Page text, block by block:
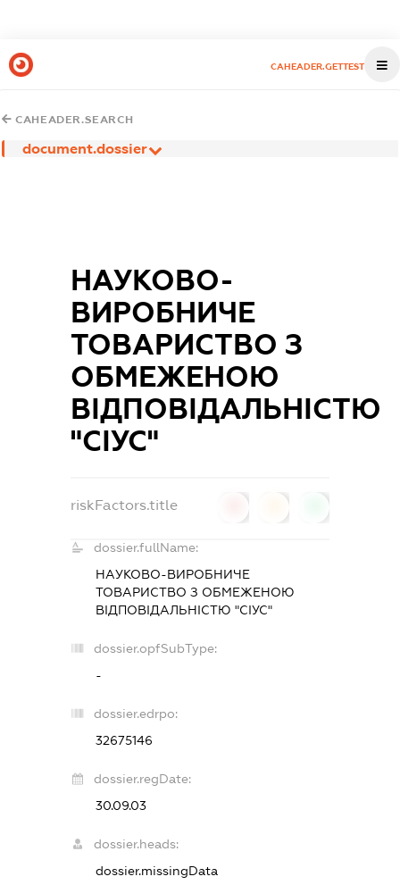
CAHEADER.GETTEST
CAHEADER.SEARCH
document.dossier
НАУКОВО-
ВИРОБНИЧЕ
ТОВАРИСТВО З
ОБМЕЖЕНОЮ
ВІДПОВІДАЛЬНІСТЮ
"СІУС"
riskFactors.title
dossier.fullName:
НАУКОВО-ВИРОБНИЧЕ
ТОВАРИСТВО З ОБМЕЖЕНОЮ
ВІДПОВІДАЛЬНІСТЮ "СІУС"
dossier.opfSubType:
-
dossier.edrpo:
32675146
dossier.regDate:
30.09.03
dossier.heads:
dossier.missingData